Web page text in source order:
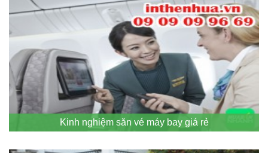
Kinh nghiệm săn vé máy bay giá rẻ